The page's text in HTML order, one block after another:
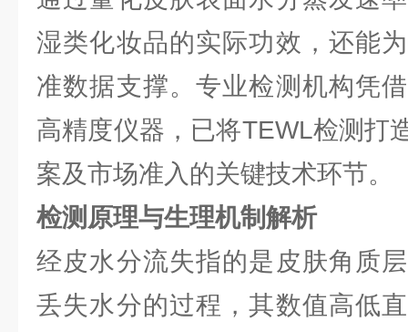
湿类化妆品的实际功效，还能
准数据支撑。专业检测机构凭
高精度仪器，已将TEWL检测打
案及市场准入的关键技术环节。
检测原理与生理机制解析
经皮水分流失指的是皮肤角质
丢失水分的过程，其数值高低